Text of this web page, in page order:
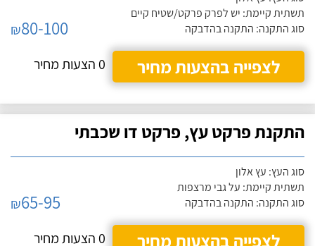
תשתית קיימת: יש לפרק פרקט/שטיח קיים
סוג התקנה: התקנה בהדבקה
₪80-100
לצפייה בהצעות מחיר
0 הצעות מחיר
התקנת פרקט עץ, פרקט דו שכבתי
סוג העץ: עץ אלון
תשתית קיימת: על גבי מרצפות
סוג התקנה: התקנה בהדבקה
₪65-95
לצפייה בהצעות מחיר
0 הצעות מחיר